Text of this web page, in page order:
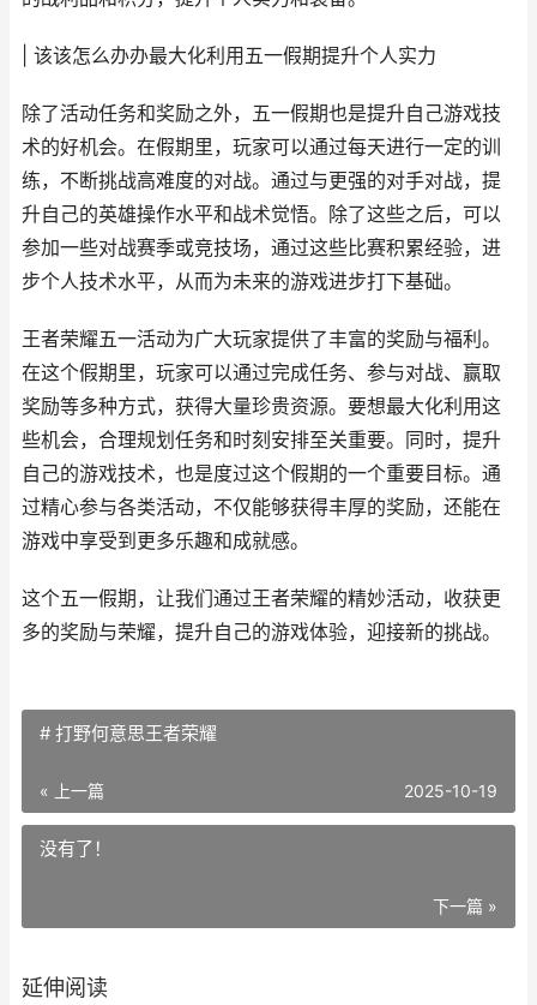
| 该该怎么办办最大化利用五一假期提升个人实力
除了活动任务和奖励之外，五一假期也是提升自己游戏技
术的好机会。在假期里，玩家可以通过每天进行一定的训
练，不断挑战高难度的对战。通过与更强的对手对战，提
升自己的英雄操作水平和战术觉悟。除了这些之后，可以
参加一些对战赛季或竞技场，通过这些比赛积累经验，进
步个人技术水平，从而为未来的游戏进步打下基础。
王者荣耀五一活动为广大玩家提供了丰富的奖励与福利。
在这个假期里，玩家可以通过完成任务、参与对战、赢取
奖励等多种方式，获得大量珍贵资源。要想最大化利用这
些机会，合理规划任务和时刻安排至关重要。同时，提升
自己的游戏技术，也是度过这个假期的一个重要目标。通
过精心参与各类活动，不仅能够获得丰厚的奖励，还能在
游戏中享受到更多乐趣和成就感。
这个五一假期，让我们通过王者荣耀的精妙活动，收获更
多的奖励与荣耀，提升自己的游戏体验，迎接新的挑战。
# 打野何意思王者荣耀
« 上一篇 2025-10-19
没有了！
下一篇 »
延伸阅读